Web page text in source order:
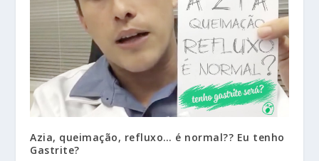
Azia, queimação, refluxo… é normal?? Eu tenho
Gastrite?